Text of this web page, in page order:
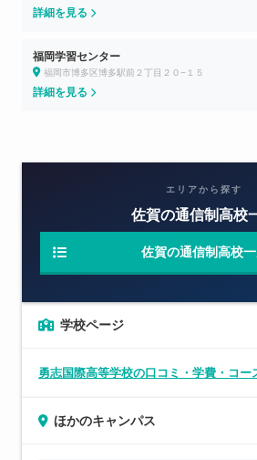
詳細を見る
福岡学習センター
福岡市博多区博多駅前２丁目２０−１５
詳細を見る
エリアから探す
佐賀の通信制高校
佐賀の通信制高校
学校ページ
勇志国際高等学校の口コミ・学費・コー
ほかのキャンパス